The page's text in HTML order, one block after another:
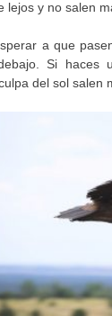
lejos y no salen
a que
Si haces
del sol salen